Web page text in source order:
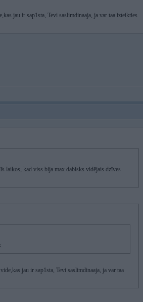
jau ir sap1sta, Tevi saslimdinaaja, ja var taa izteikties
laikos, kad viss bija max dabisks vidējais dzīves
jau ir sap1sta, Tevi saslimdinaaja, ja var taa